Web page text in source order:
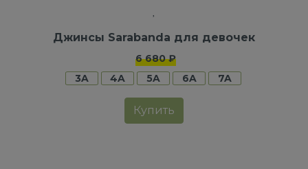
Джинсы Sarabanda для девочек
6 680 ₽
3A
4A 5A 6A 7A
Купить